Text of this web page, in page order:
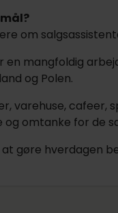
om
en mangfoldig
og Polen.
varehuse,
og omtanke for de
gøre hverdagen